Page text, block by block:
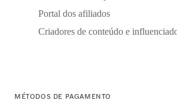
Portal dos afiliados
Criadores de conteúdo e
MÉTODOS DE PAGAMENTO